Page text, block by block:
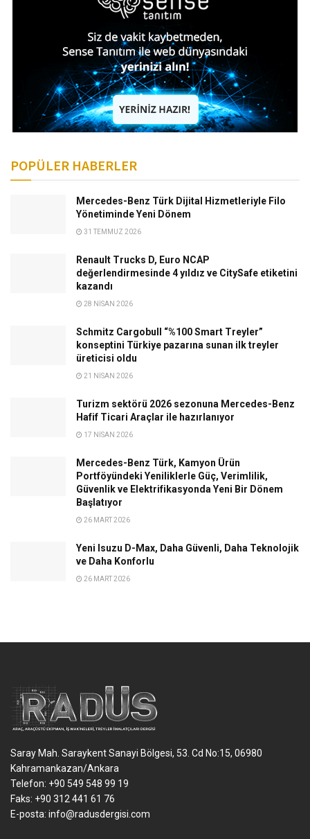
POPÜLER HABERLER
Mercedes-Benz Türk Dijital Hizmetleriyle Filo
Yönetiminde Yeni Dönem
31 TEMMUZ 2026
Renault Trucks D, Euro NCAP
değerlendirmesinde 4 yıldız ve CitySafe etiketini
kazandı
28 NISAN 2026
Schmitz Cargobull “%100 Smart Treyler”
konseptini Türkiye pazarına sunan ilk treyler
üreticisi oldu
21 NISAN 2026
Turizm sektörü 2026 sezonuna Mercedes-Benz
Hafif Ticari Araçlar ile hazırlanıyor
17 NISAN 2026
Mercedes-Benz Türk, Kamyon Ürün
Portföyündeki Yeniliklerle Güç, Verimlilik,
Güvenlik ve Elektrifikasyonda Yeni Bir Dönem
Başlatıyor
26 MART 2026
Yeni Isuzu D-Max, Daha Güvenli, Daha Teknolojik
ve Daha Konforlu
26 MART 2026
Saray Mah. Saraykent Sanayi Bölgesi, 53. Cd No:15, 06980
Kahramankazan/Ankara
Telefon: +90 549 548 99 19
Faks: +90 312 441 61 76
E-posta: info@radusdergisi.com